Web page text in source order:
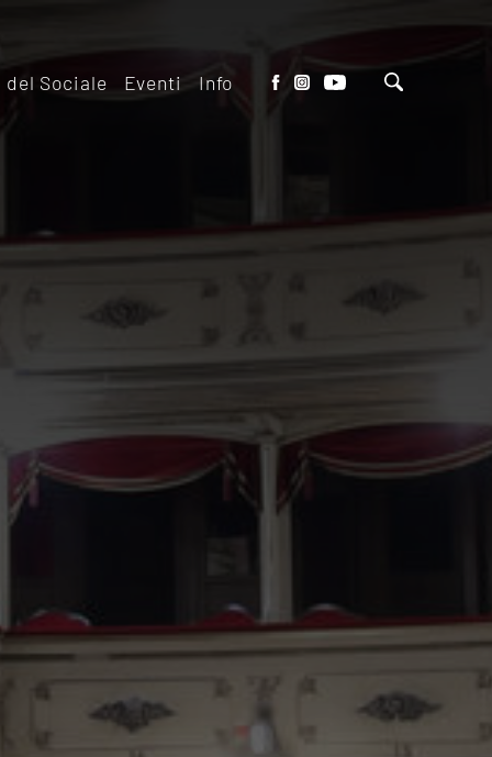
Sociale
Eventi del
Eventi Info
Dove siamo